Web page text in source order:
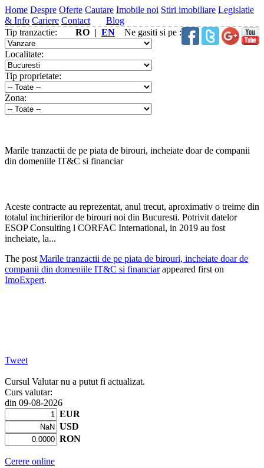
Home Despre Oferte Cautare Imobile noi Stiri imobiliare Legislatie
& Info Cariere Contact
Blog
RO | EN Ne gasiti si pe :
Tip tranzactie:
Localitate:
Tip proprietate:
Zona:
Marile tranzactii de pe piata de birouri, incheiate doar de companii
din domeniile IT&C si financiar
Aceste contracte au reprezentat, anul trecut, aproximativ o treime din
totalul inchirierilor de birouri noi din Bucuresti. Potrivit datelor
ESOP Consulting l CORFAC International, in 2019 au fost
incheiate, la...
The post Marile tranzactii de pe piata de birouri, incheiate doar de
companii din domeniile IT&C si financiarappeared first on
ImoExpert.
Tweet
Cursul Valutar nu a putut fi actualizat.
Curs valutar:
din 09-08-2026
EUR
USD
RON
Cerere online